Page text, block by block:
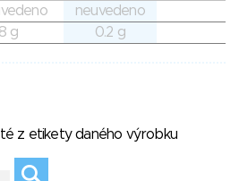
neuvedeno
g 0.2 g
z etikety daného výrobku